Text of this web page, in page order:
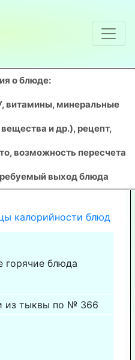
о блюде:
витамины, минеральные
и др.), рецепт,
возможность пересчета
выход блюда
калорийности блюд
горячие блюда
из тыквы по № 366